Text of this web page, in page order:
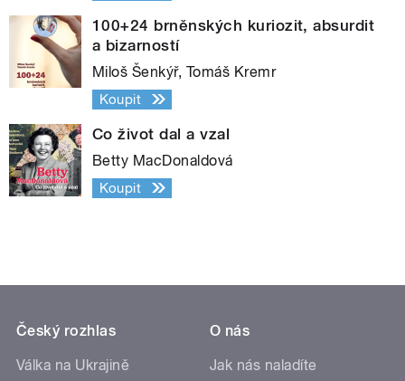
100+24 brněnských kuriozit, absurdit
a bizarností
Miloš Šenkýř, Tomáš Kremr
Koupit
Co život dal a vzal
Betty MacDonaldová
Koupit
Český rozhlas
Válka na Ukrajině
O nás
Jak nás naladíte